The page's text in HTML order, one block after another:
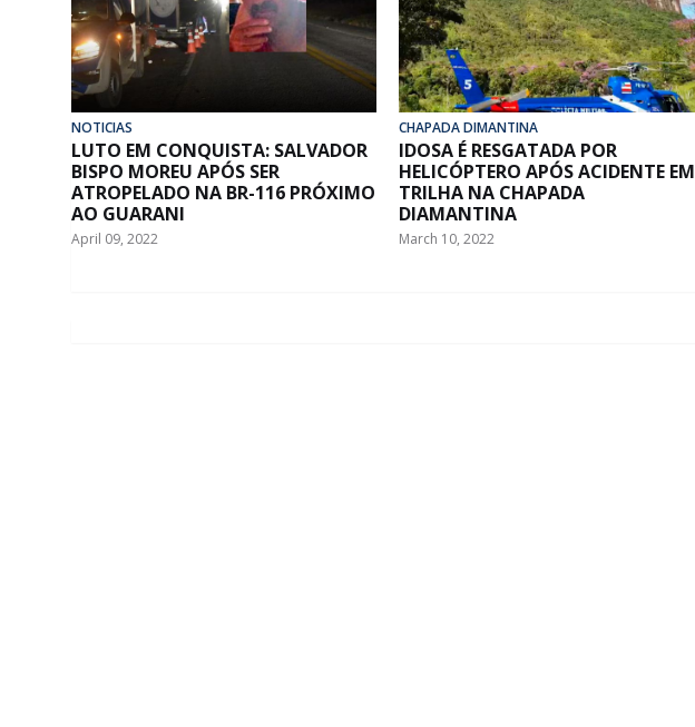
NOTICIAS
LUTO EM CONQUISTA: SALVADOR
BISPO MOREU APÓS SER
ATROPELADO NA BR-116 PRÓXIMO
AO GUARANI
April 09, 2022
CHAPADA DIMANTINA
IDOSA É RESGATADA POR
HELICÓPTERO APÓS ACIDENTE EM
TRILHA NA CHAPADA
DIAMANTINA
March 10, 2022